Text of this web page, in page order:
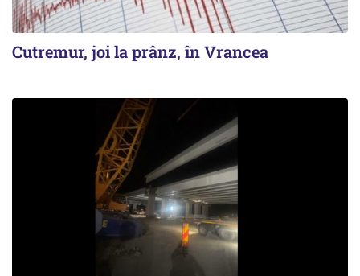
Cutremur, joi la prânz, în Vrancea